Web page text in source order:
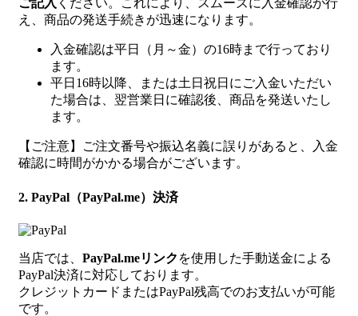
ご記入 ください。これにより、スムーズに入金確認が行
え、商品の発送手続きが迅速になります。
入金確認は平日（月～金）の16時まで行っており
ます。
平日16時以降、または土日祝日にご入金いただい
た場合は、翌営業日に確認後、商品を発送いたし
ます。
【ご注意】ご注文番号や振込名義に誤りがあると、入金
確認に時間がかかる場合がございます。
2. PayPal（PayPal.me）決済
当店では、 PayPal.meリンク を使用した手動送金による
PayPal決済に対応しております。
クレジットカードまたはPayPal残高でのお支払いが可能
です。